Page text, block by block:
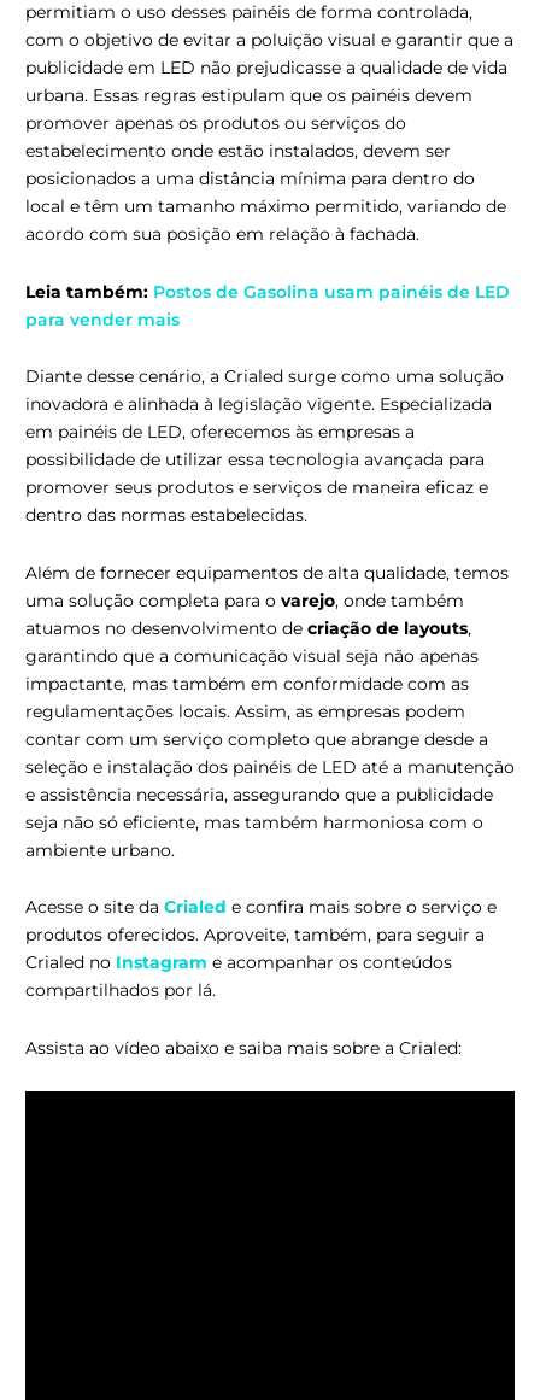
permitiam o uso desses painéis de forma controlada,
com o objetivo de evitar a poluição visual e garantir que a
publicidade em LED não prejudicasse a qualidade de vida
urbana. Essas regras estipulam que os painéis devem
promover apenas os produtos ou serviços do
estabelecimento onde estão instalados, devem ser
posicionados a uma distância mínima para dentro do
local e têm um tamanho máximo permitido, variando de
acordo com sua posição em relação à fachada.
Leia também: Postos de Gasolina usam painéis de LED
para vender mais
Diante desse cenário, a Crialed surge como uma solução
inovadora e alinhada à legislação vigente. Especializada
em painéis de LED, oferecemos às empresas a
possibilidade de utilizar essa tecnologia avançada para
promover seus produtos e serviços de maneira eficaz e
dentro das normas estabelecidas.
Além de fornecer equipamentos de alta qualidade, temos
uma solução completa para o varejo, onde também
atuamos no desenvolvimento de criação de layouts,
garantindo que a comunicação visual seja não apenas
impactante, mas também em conformidade com as
regulamentações locais. Assim, as empresas podem
contar com um serviço completo que abrange desde a
seleção e instalação dos painéis de LED até a manutenção
e assistência necessária, assegurando que a publicidade
seja não só eficiente, mas também harmoniosa com o
ambiente urbano.
Acesse o site da Crialed e confira mais sobre o serviço e
produtos oferecidos. Aproveite, também, para seguir a
Crialed no Instagram e acompanhar os conteúdos
compartilhados por lá.
Assista ao vídeo abaixo e saiba mais sobre a Crialed: